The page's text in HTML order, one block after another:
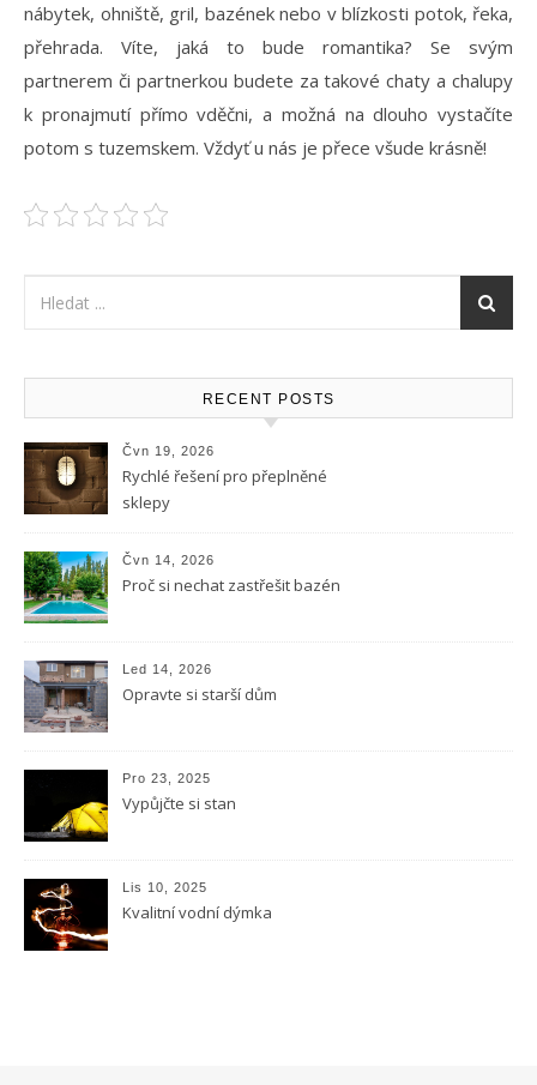
nábytek, ohniště, gril, bazének nebo v blízkosti potok, řeka,
přehrada. Víte, jaká to bude romantika? Se svým
partnerem či partnerkou budete za takové chaty a chalupy
k pronajmutí přímo vděčni, a možná na dlouho vystačíte
potom s tuzemskem. Vždyť u nás je přece všude krásně!
RECENT POSTS
Čvn 19, 2026
Rychlé řešení pro přeplněné
sklepy
Čvn 14, 2026
Proč si nechat zastřešit bazén
Led 14, 2026
Opravte si starší dům
Pro 23, 2025
Vypůjčte si stan
Lis 10, 2025
Kvalitní vodní dýmka